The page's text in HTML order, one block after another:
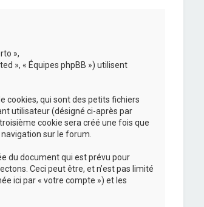
»,
», « Équipes phpBB ») utilisent
cookies, qui sont des petits fichiers
utilisateur (désigné ci-après par
cookie sera créé une fois que
sur le forum.
du document qui est prévu pour
Ceci peut être, et n’est pas limité
ici par « votre compte ») et les